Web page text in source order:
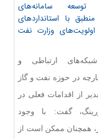
توسعه سامانه‌های
با استانداردهای
اولویت‌های وزارت نفت
ارتباطی و
در حوزه نفت و گاز
از اقدامات فعلی در
گفت: با وجود
همچنان ممکن است از